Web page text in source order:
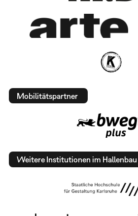
Mobilitätspartner
Weitere Institutionen im Hallenbau